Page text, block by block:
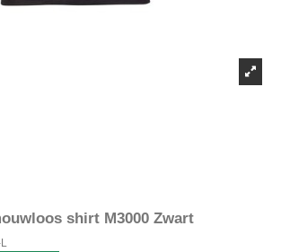
shirt M3000 Zwart